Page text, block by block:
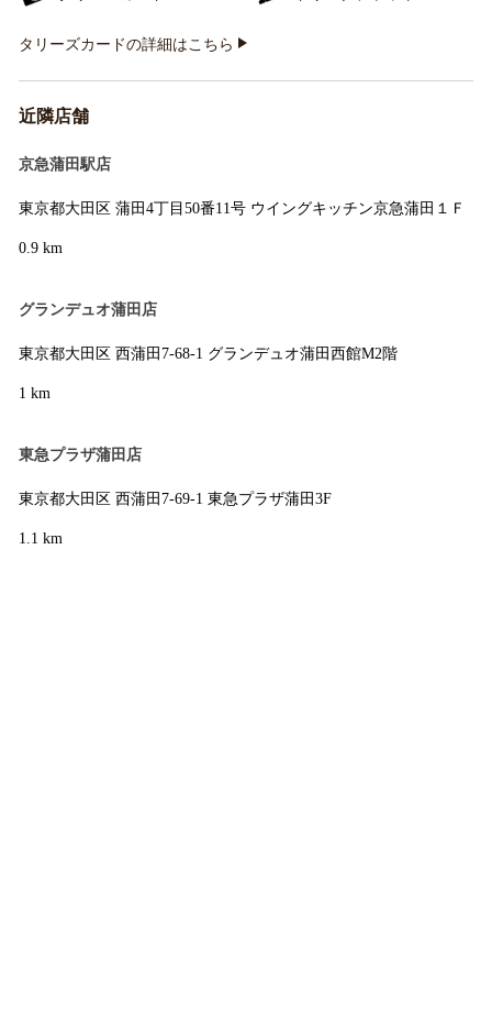
タリーズカードの詳細はこちら
近隣店舗
京急蒲田駅店
東京都大田区 蒲田4丁目50番11号 ウイングキッチン京急蒲田１Ｆ
0.9 km
グランデュオ蒲田店
東京都大田区 西蒲田7-68-1 グランデュオ蒲田西館M2階
1 km
東急プラザ蒲田店
東京都大田区 西蒲田7-69-1 東急プラザ蒲田3F
1.1 km